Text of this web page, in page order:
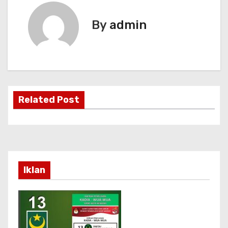
By admin
Related Post
Iklan